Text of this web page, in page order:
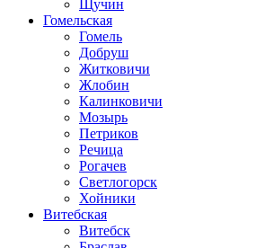
Щучин
Гомельская
Гомель
Добруш
Житковичи
Жлобин
Калинковичи
Мозырь
Петриков
Речица
Рогачев
Светлогорск
Хойники
Витебская
Витебск